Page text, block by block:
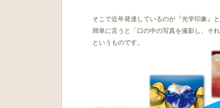
そこで近年発達しているのが『光学印象』
簡単に言うと「口の中の写真を撮影し、そ